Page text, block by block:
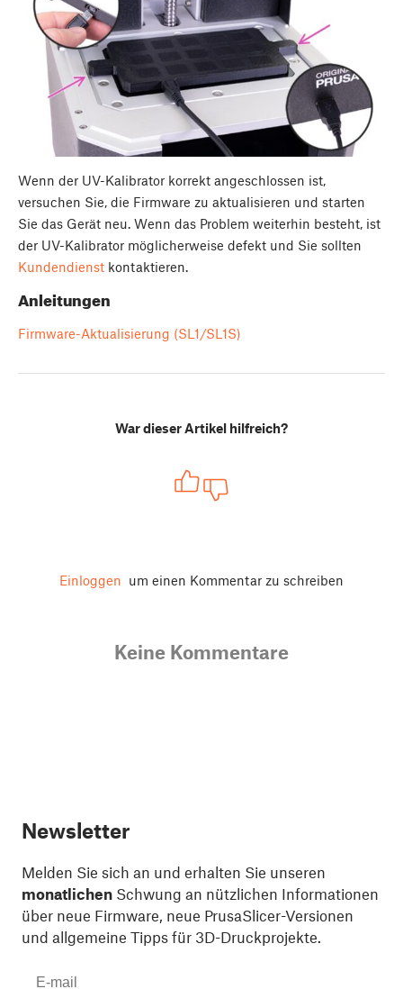
Wenn der UV-Kalibrator korrekt angeschlossen ist,
versuchen Sie, die Firmware zu aktualisieren und starten
Sie das Gerät neu. Wenn das Problem weiterhin besteht, ist
der UV-Kalibrator möglicherweise defekt und Sie sollten
Kundendienst kontaktieren.
Anleitungen
Firmware-Aktualisierung (SL1/SL1S)
War dieser Artikel hilfreich?
Einloggen um einen Kommentar zu schreiben
Keine Kommentare
Newsletter
Melden Sie sich an und erhalten Sie unseren
monatlichen Schwung an nützlichen Informationen
über neue Firmware, neue PrusaSlicer-Versionen
und allgemeine Tipps für 3D-Druckprojekte.